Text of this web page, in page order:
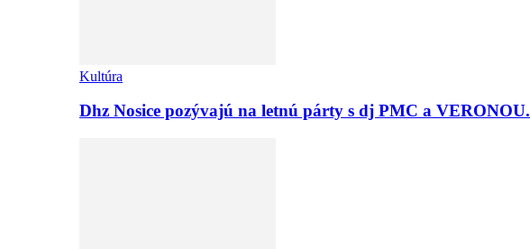
Kultúra
Dhz Nosice pozývajú na letnú párty s dj PMC a VERONOU.